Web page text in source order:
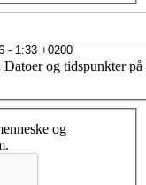
betingelserneog
oprettet som bruger.
og tildele
og tidspunkter på
og